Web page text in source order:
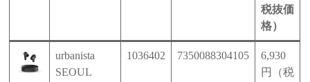
税抜価
格）
urbanista
SEOUL
1036402 7350088304105
6,930
円（税